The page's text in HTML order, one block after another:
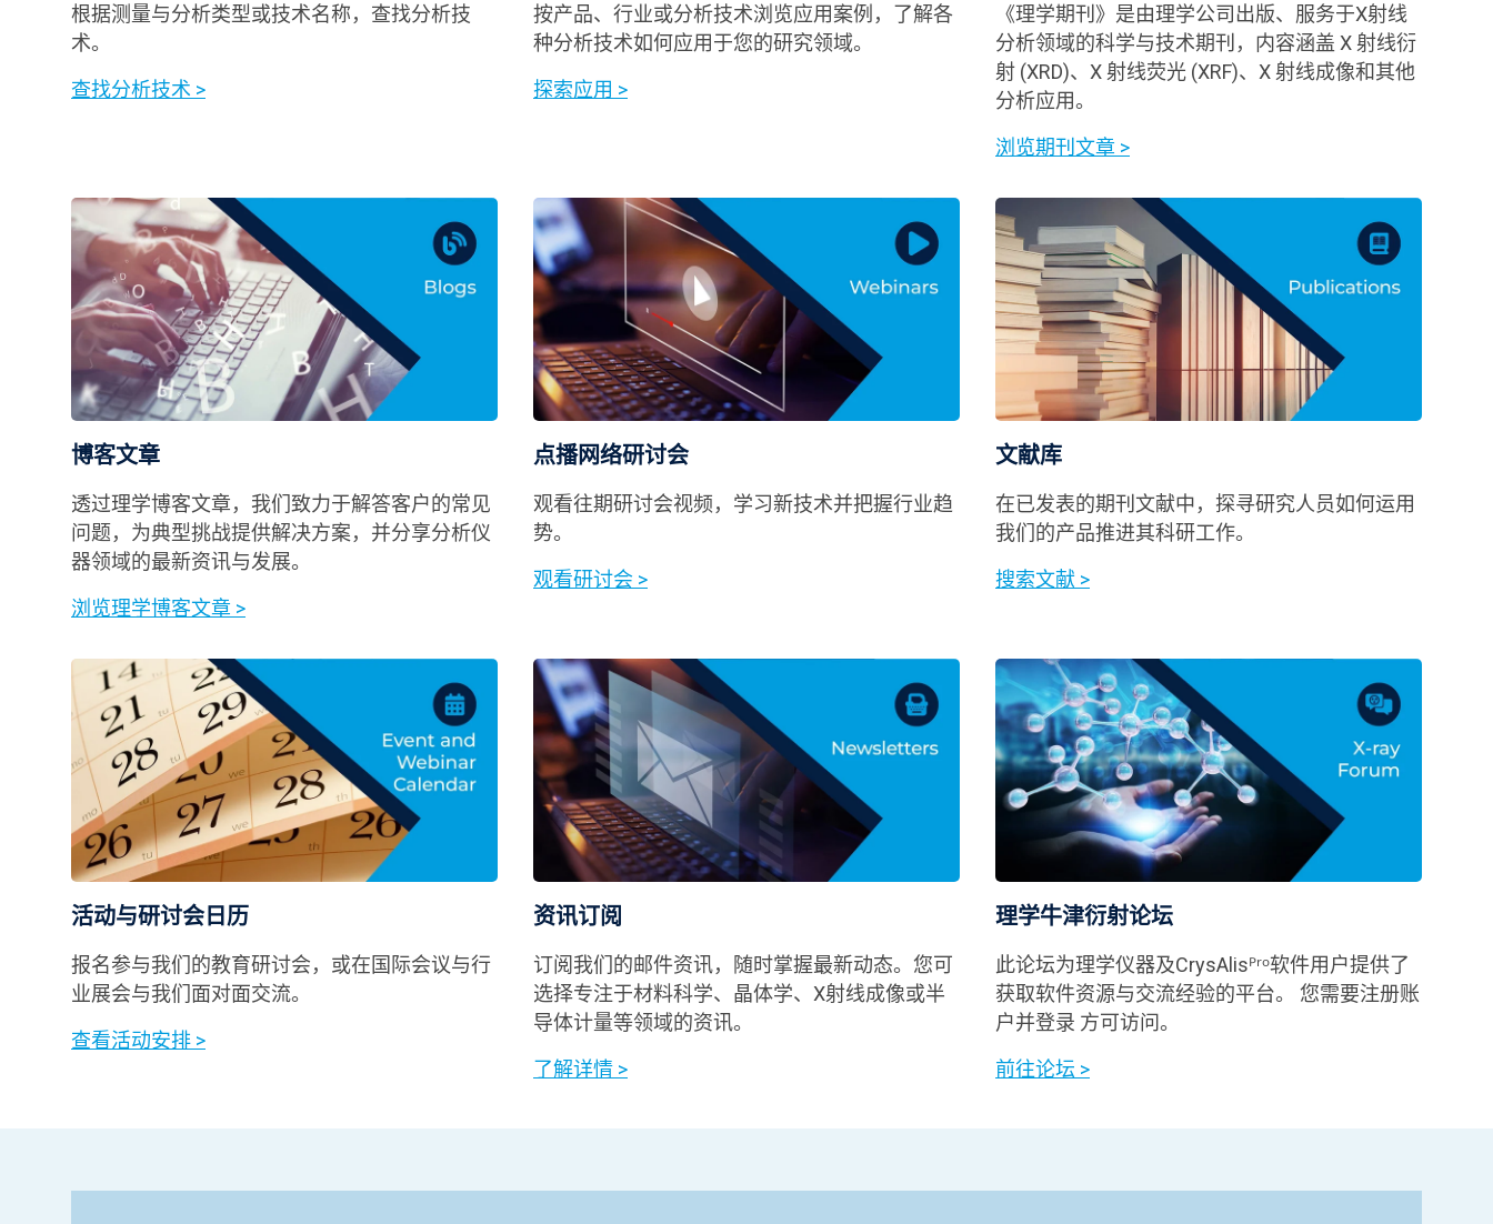
根据测量与分析类型或技术名称，查找分析技
术。
查找分析技术 >
按产品、行业或分析技术浏览应用案例，了解各
种分析技术如何应用于您的研究领域。
探索应用 >
《理学期刊》是由理学公司出版、服务于X射线
分析领域的科学与技术期刊，内容涵盖 X 射线衍
射 (XRD)、X 射线荧光 (XRF)、X 射线成像和其他
分析应用。
浏览期刊文章 >
博客文章
透过理学博客文章，我们致力于解答客户的常见
问题，为典型挑战提供解决方案，并分享分析仪
器领域的最新资讯与发展。
浏览理学博客文章 >
点播网络研讨会
观看往期研讨会视频，学习新技术并把握行业趋
势。
观看研讨会 >
文献库
在已发表的期刊文献中，探寻研究人员如何运用
我们的产品推进其科研工作。
搜索文献 >
活动与研讨会日历
报名参与我们的教育研讨会，或在国际会议与行
业展会与我们面对面交流。
查看活动安排 >
资讯订阅
订阅我们的邮件资讯，随时掌握最新动态。您可
选择专注于材料科学、晶体学、X射线成像或半
导体计量等领域的资讯。
了解详情 >
理学牛津衍射论坛
此论坛为理学仪器及CrysAlisᴾʳᵒ软件用户提供了
获取软件资源与交流经验的平台。 您需要注册账
户并登录 方可访问。
前往论坛 >